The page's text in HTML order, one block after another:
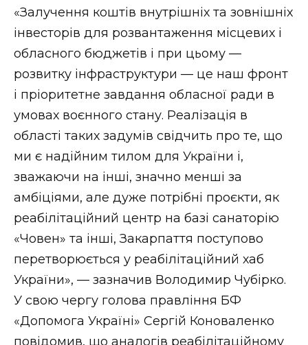
«Залучення коштів внутрішніх та зовнішніх
інвесторів для розвантаження місцевих і
обласного бюджетів і при цьому —
розвитку інфраструктури — це наш фронт
і пріоритетне завдання обласної ради в
умовах воєнного стану. Реалізація в
області таких задумів свідчить про те, що
ми є надійним тилом для України і,
зважаючи на інші, значно менші за
амбіціями, але дуже потрібні проєкти, як
реабілітаційний центр на базі санаторію
«Човен» та інші, Закарпаття поступово
перетворюється у реабілітаційний хаб
України», — зазначив Володимир Чубірко.
У свою чергу голова правління БФ
«Допомога Україні» Сергій Коноваленко
повідомив, що аналогів реабілітаційному